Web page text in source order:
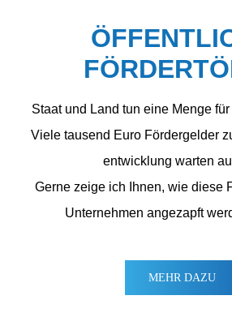
Staat und Land tun eine Menge
Viele tausend Euro Förder­gelder
entwicklung warten
Gerne zeige ich Ihnen, wie diese
Unternehmen angezapft
MEHR DAZU